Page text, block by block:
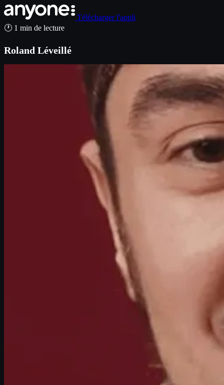
Télécharger l'appli
🕐 1 min de lecture
Roland Léveillé